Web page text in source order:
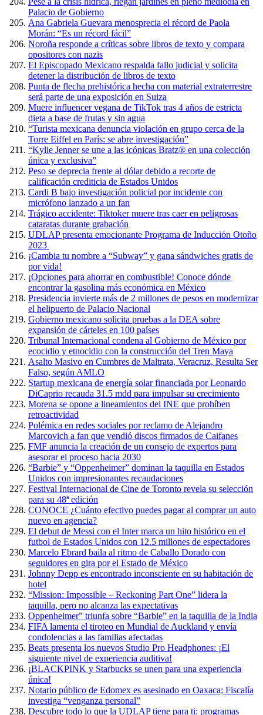
Palacio de Gobierno
Ana Gabriela Guevara menosprecia el récord de Paola
Morán: “Es un récord fácil”
Noroña responde a críticas sobre libros de texto y compara
opositores con nazis
El Episcopado Mexicano respalda fallo judicial y solicita
detener la distribución de libros de texto
Punta de flecha prehistórica hecha con material extraterrestre
será parte de una exposición en Suiza
Muere influencer vegana de TikTok tras 4 años de estricta
dieta a base de frutas y sin agua
“Turista mexicana denuncia violación en grupo cerca de la
Torre Eiffel en París: se abre investigación”
“Kylie Jenner se une a las icónicas Bratz® en una colección
única y exclusiva”
Peso se deprecia frente al dólar debido a recorte de
calificación crediticia de Estados Unidos
Cardi B bajo investigación policial por incidente con
micrófono lanzado a un fan
Trágico accidente: Tiktoker muere tras caer en peligrosas
cataratas durante grabación
UDLAP presenta emocionante Programa de Inducción Otoño
2023
¡Cambia tu nombre a “Subway” y gana sándwiches gratis de
por vida!
¡Opciones para ahorrar en combustible! Conoce dónde
encontrar la gasolina más económica en México
Presidencia invierte más de 2 millones de pesos en modernizar
el helipuerto de Palacio Nacional
Gobierno mexicano solicita pruebas a la DEA sobre
expansión de cárteles en 100 países
Tribunal Internacional condena al Gobierno de México por
ecocidio y etnocidio con la construcción del Tren Maya
Asalto Masivo en Cumbres de Maltrata, Veracruz, Resulta Ser
Falso, según AMLO
Startup mexicana de energía solar financiada por Leonardo
DiCaprio recauda 31.5 mdd para impulsar su crecimiento
Morena se opone a lineamientos del INE que prohíben
retroactividad
Polémica en redes sociales por reclamo de Alejandro
Marcovich a fan que vendió discos firmados de Caifanes
FMF anuncia la creación de un consejo de expertos para
asesorar el proceso hacia 2030
“Barbie” y “Oppenheimer” dominan la taquilla en Estados
Unidos con impresionantes recaudaciones
Festival Internacional de Cine de Toronto revela su selección
para su 48ª edición
CONOCE ¿Cuánto efectivo puedes pagar al comprar un auto
nuevo en agencia?
El debut de Messi con el Inter marca un hito histórico en el
futbol de Estados Unidos con 12.5 millones de espectadores
Marcelo Ebrard baila al ritmo de Caballo Dorado con
seguidores en gira por el Estado de México
Johnny Depp es encontrado inconsciente en su habitación de
hotel
“Mission: Impossible – Reckoning Part One” lidera la
taquilla, pero no alcanza las expectativas
Oppenheimer” triunfa sobre “Barbie” en la taquilla de la India
FIFA lamenta el tiroteo en Mundial de Auckland y envía
condolencias a las familias afectadas
Beats presenta los nuevos Studio Pro Headphones: ¡El
siguiente nivel de experiencia auditiva!
¡BLACKPINK y Starbucks se unen para una experiencia
única!
Notario público de Edomex es asesinado en Oaxaca; Fiscalía
investiga “venganza personal”
Descubre todo lo que la UDLAP tiene para ti: programas